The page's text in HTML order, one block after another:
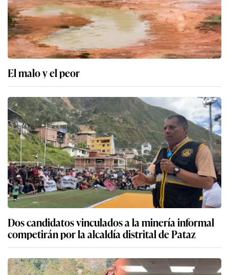
El malo y el peor
Dos candidatos vinculados a la minería informal
competirán por la alcaldía distrital de Pataz